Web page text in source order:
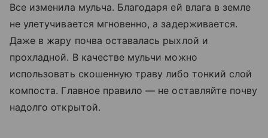
Все изменила мульча. Благодаря ей влага в земле
не улетучивается мгновенно, а задерживается.
Даже в жару почва оставалась рыхлой и
прохладной. В качестве мульчи можно
использовать скошенную траву либо тонкий слой
компоста. Главное правило — не оставляйте почву
надолго открытой.